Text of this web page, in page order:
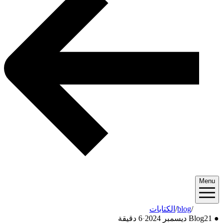
Menu
الكتابات/blog
●
Blog21 ديسمبر 2024 ·6 دقيقة